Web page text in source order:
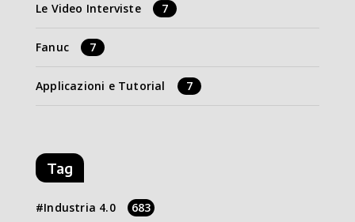
Le Video Interviste 7
Fanuc 7
Applicazioni e Tutorial 7
Tag
Industria 4.0 683